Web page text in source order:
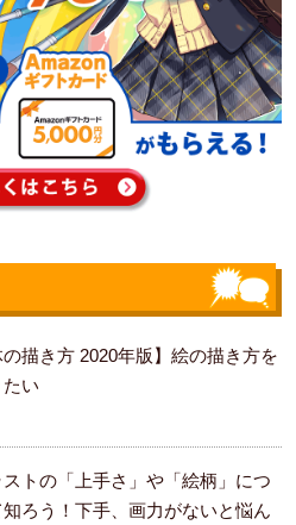
の描き方 2020年版】絵の描き方を
い
ストの「上手さ」や「絵柄」につ
知ろう！下手、画力がないと悩ん